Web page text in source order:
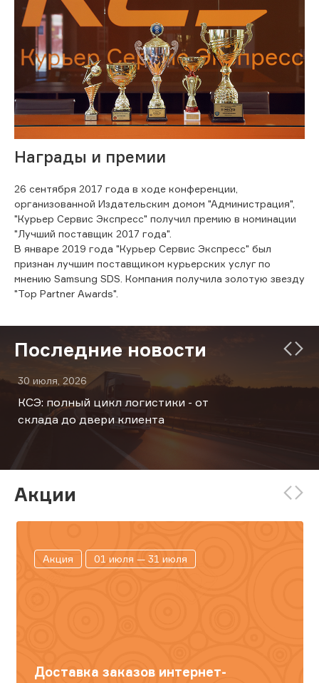
Награды и премии
26 сентября 2017 года в ходе конференции,
организованной Издательским домом "Администрация",
"Курьер Сервис Экспресс" получил премию в номинации
"Лучший поставщик 2017 года".
В январе 2019 года "Курьер Сервис Экспресс" был
признан лучшим поставщиком курьерских услуг по
мнению Samsung SDS. Компания получила золотую звезду
"Top Partner Awards".
Последние новости
30 июля, 2026
КСЭ: полный цикл логистики - от
склада до двери клиента
Акции
Доставка заказов интернет-
Акция 01 июля — 31 июля